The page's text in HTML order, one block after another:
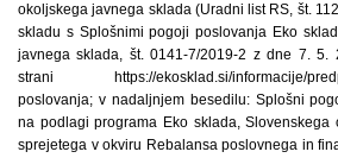
okoljskega javnega sklada (Uradni list RS, št.
skladu s Splošnimi pogoji poslovanja Eko
javnega sklada, št. 0141-7/2019-2 z dne 7. 5.
strani https://ekosklad.si/informacije/
poslovanja; v nadaljnjem besedilu: Splošni
na podlagi programa Eko sklada, Slovenskega
sprejetega v okviru Rebalansa poslovnega in